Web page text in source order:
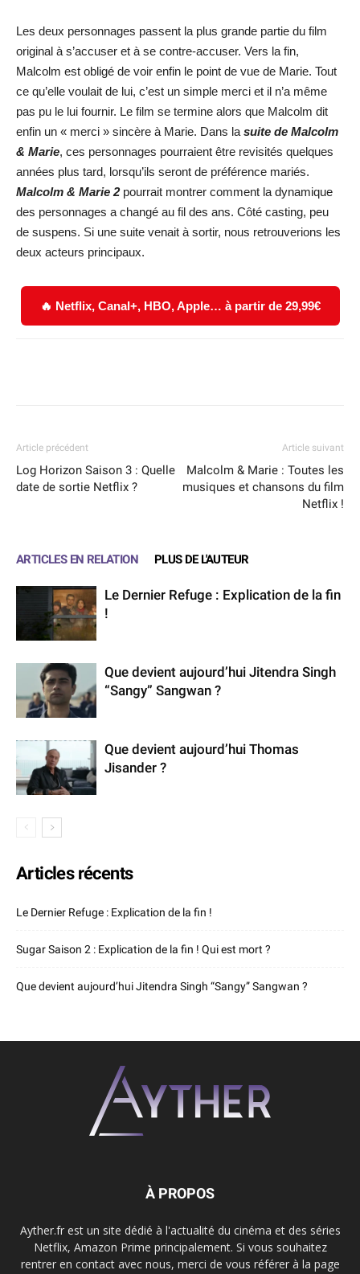
Les deux personnages passent la plus grande partie du film
original à s’accuser et à se contre-accuser. Vers la fin,
Malcolm est obligé de voir enfin le point de vue de Marie. Tout
ce qu’elle voulait de lui, c’est un simple merci et il n’a même
pas pu le lui fournir. Le film se termine alors que Malcolm dit
enfin un « merci » sincère à Marie. Dans la suite de Malcolm
& Marie, ces personnages pourraient être revisités quelques
années plus tard, lorsqu’ils seront de préférence mariés.
Malcolm & Marie 2pourrait montrer comment la dynamique
des personnages a changé au fil des ans. Côté casting, peu
de suspens. Si une suite venait à sortir, nous retrouverions les
deux acteurs principaux.
🔥 Netflix, Canal+, HBO, Apple… à partir de 29,99€
Article précédent
Log Horizon Saison 3 : Quelle
date de sortie Netflix ?
Article suivant
Malcolm & Marie : Toutes les
musiques et chansons du film
Netflix !
ARTICLES EN RELATION PLUS DE L'AUTEUR
Le Dernier Refuge : Explication de la fin
!
Que devient aujourd’hui Jitendra Singh
“Sangy” Sangwan ?
Que devient aujourd’hui Thomas
Jisander ?
Articles récents
Le Dernier Refuge : Explication de la fin !
Sugar Saison 2 : Explication de la fin ! Qui est mort ?
Que devient aujourd’hui Jitendra Singh “Sangy” Sangwan ?
À PROPOS
Ayther.fr est un site dédié à l'actualité du cinéma et des séries
Netflix, Amazon Prime principalement. Si vous souhaitez
rentrer en contact avec nous, merci de vous référer à la page